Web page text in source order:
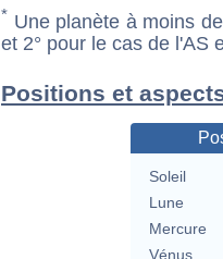
* Une planète à moins
et 2° pour le cas de l'AS
Positions et
Soleil
Lune
Mercure
Vénus